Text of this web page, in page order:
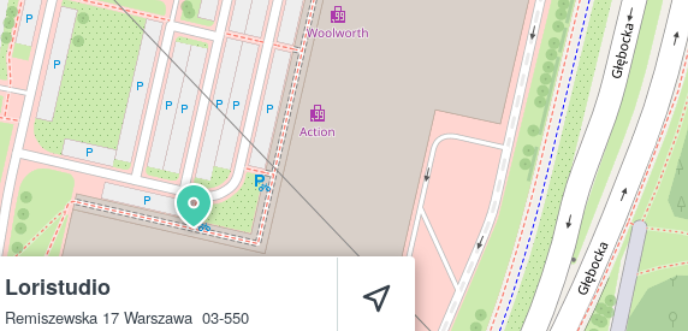
Loristudio
Remiszewska 17 Warszawa 03-550